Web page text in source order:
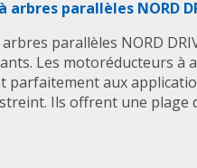
parallèles NORD
parallèles NORD
Les motoréducteurs à
parfaitement aux
Ils offrent une plage